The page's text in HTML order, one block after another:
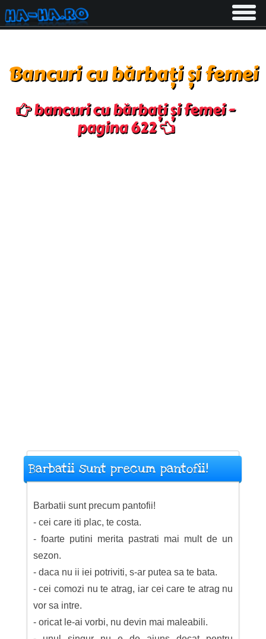
Toggle
Bancuri cu bărbați și femei
bancuri cu bărbați și femei -
pagina 622
Barbatii sunt precum pantofii!
Barbatii sunt precum pantofii!
- cei care iti plac, te costa.
- foarte putini merita pastrati mai mult de un
sezon.
- daca nu ii iei potriviti, s-ar putea sa te bata.
- cei comozi nu te atrag, iar cei care te atrag nu
vor sa intre.
- oricat le-ai vorbi, nu devin mai maleabili.